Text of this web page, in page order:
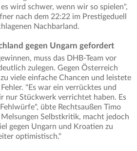
wird schwer, wenn wir so spielen",
nach dem 22:22 im Prestigeduell
Nachbarland.
gegen Ungarn gefordert
muss das DHB-Team vor
zulegen. Gegen Österreich
viele einfache Chancen und leistete
"Es war ein verrücktes und
nur Stückwerk verrichtet haben. Es
übte Rechtsaußen Timo
Selbstkritik, macht jedoch
gegen Ungarn und Kroatien zu
optimistisch."